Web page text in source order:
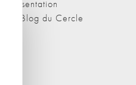
Présentation
Le Blog du Cercle